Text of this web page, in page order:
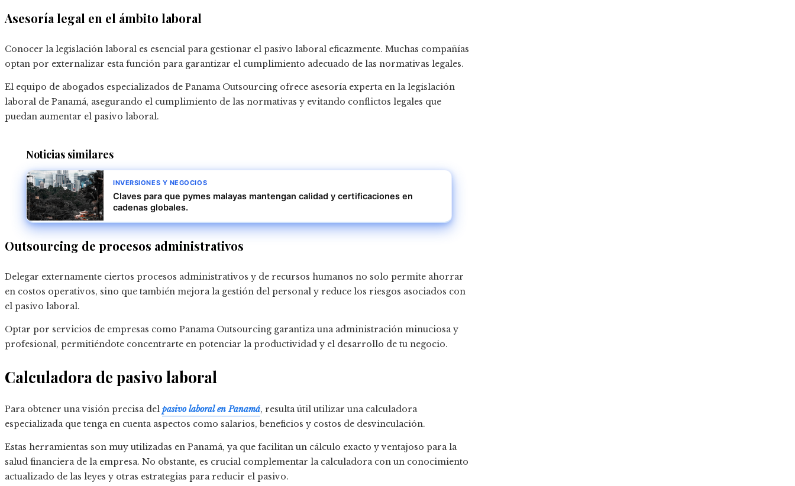
Asesoría legal en el ámbito laboral
Conocer la legislación laboral es esencial para gestionar el pasivo laboral eficazmente. Muchas compañías
optan por externalizar esta función para garantizar el cumplimiento adecuado de las normativas legales.
El equipo de abogados especializados de Panama Outsourcing ofrece asesoría experta en la legislación
laboral de Panamá, asegurando el cumplimiento de las normativas y evitando conflictos legales que
puedan aumentar el pasivo laboral.
Noticias similares
INVERSIONES Y NEGOCIOS
Claves para que pymes malayas mantengan calidad y certificaciones en
cadenas globales.
Outsourcing de procesos administrativos
Delegar externamente ciertos procesos administrativos y de recursos humanos no solo permite ahorrar
en costos operativos, sino que también mejora la gestión del personal y reduce los riesgos asociados con
el pasivo laboral.
Optar por servicios de empresas como Panama Outsourcing garantiza una administración minuciosa y
profesional, permitiéndote concentrarte en potenciar la productividad y el desarrollo de tu negocio.
Calculadora de pasivo laboral
Para obtener una visión precisa del pasivo laboral en Panamá, resulta útil utilizar una calculadora
especializada que tenga en cuenta aspectos como salarios, beneficios y costos de desvinculación.
Estas herramientas son muy utilizadas en Panamá, ya que facilitan un cálculo exacto y ventajoso para la
salud financiera de la empresa. No obstante, es crucial complementar la calculadora con un conocimiento
actualizado de las leyes y otras estrategias para reducir el pasivo.